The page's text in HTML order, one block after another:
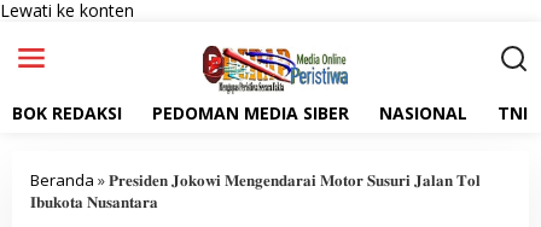
Lewati ke konten
BOK REDAKSI PEDOMAN MEDIA SIBER NASIONAL TNI
Beranda »𝐏𝐫𝐞𝐬𝐢𝐝𝐞𝐧 𝐉𝐨𝐤𝐨𝐰𝐢 𝐌𝐞𝐧𝐠𝐞𝐧𝐝𝐚𝐫𝐚𝐢 𝐌𝐨𝐭𝐨𝐫 𝐒𝐮𝐬𝐮𝐫𝐢 𝐉𝐚𝐥𝐚𝐧 𝐓𝐨𝐥
𝐈𝐛𝐮𝐤𝐨𝐭𝐚 𝐍𝐮𝐬𝐚𝐧𝐭𝐚𝐫𝐚